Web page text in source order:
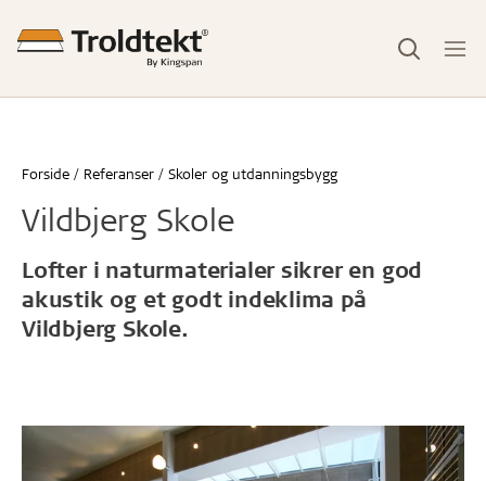
Forside Referanser Skoler og utdanningsbygg
Vildbjerg Skole
Lofter i naturmaterialer sikrer en god
akustik og et godt indeklima på
Vildbjerg Skole.